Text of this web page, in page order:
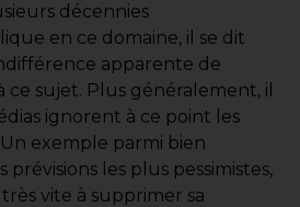
décennies
en ce domaine, il se dit
apparente de
ce sujet. Plus généralement, il
ignorent à ce point les
exemple parmi bien
prévisions les plus pessimistes,
vite à supprimer sa